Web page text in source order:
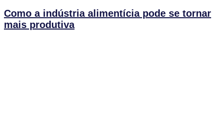
Como a indústria alimentícia pode se tornar
mais produtiva